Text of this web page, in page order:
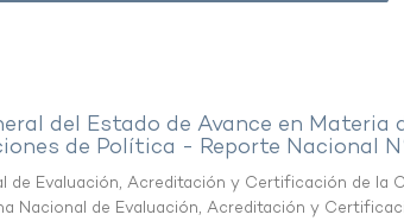
del Estado de Avance en Materia
de Política - Reporte Nacional
de Evaluación, Acreditación y Certificación de la
Nacional de Evaluación, Acreditación y